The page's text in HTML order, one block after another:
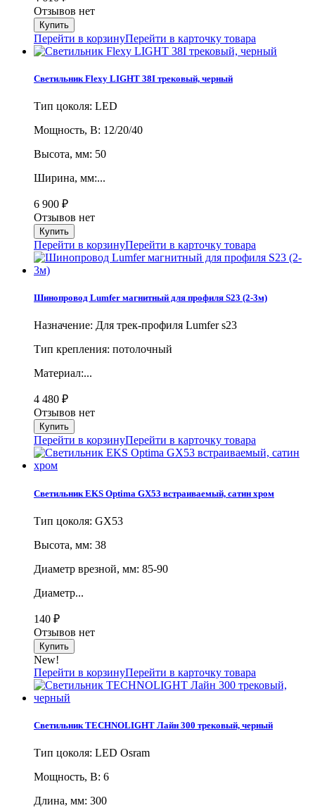
Отзывов нет
Перейти в корзинуПерейти в карточку товара
Светильник Flexy LIGHT 38I трековый, черный
Тип цоколя: LED
Мощность, В: 12/20/40
Высота, мм: 50
Ширина, мм:...
6 900 ₽
Отзывов нет
Перейти в корзинуПерейти в карточку товара
Шинопровод Lumfer магнитный для профиля S23 (2-3м)
Назначение: Для трек-профиля Lumfer s23
Тип крепления: потолочный
Материал:...
4 480 ₽
Отзывов нет
Перейти в корзинуПерейти в карточку товара
Светильник EKS Optima GX53 встраиваемый, сатин хром
Тип цоколя: GX53
Высота, мм: 38
Диаметр врезной, мм: 85-90
Диаметр...
140 ₽
Отзывов нет
New!
Перейти в корзинуПерейти в карточку товара
Светильник TECHNOLIGHT Лайн 300 трековый, черный
Тип цоколя: LED Osram
Мощность, В: 6
Длина, мм: 300